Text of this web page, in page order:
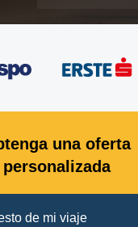
una oferta
personalizada
de mi viaje